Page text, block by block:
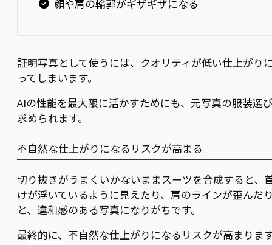
顔や肩の輪郭がギザギザになる
証明写真として使うには、クオリティが低い仕上がり
ってしまいます。
AIの性能を最大限に活かすためにも、元写真の服装選
求められます。
不自然な仕上がりになるリスクが高まる
切り抜きがうまくいかないままスーツを合成すると、
けが浮いているように見えたり、肩のラインが歪んだ
と、違和感のある写真になりがちです。
最終的に、不自然な仕上がりになるリスクが高まりま